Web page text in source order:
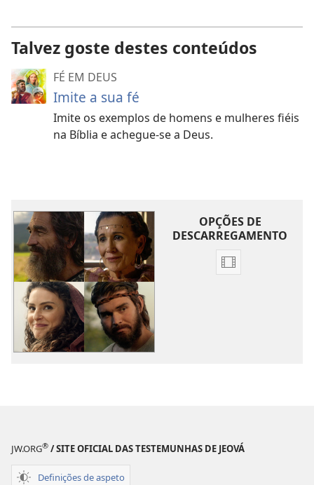
Talvez goste destes conteúdos
FÉ EM DEUS
Imite a sua fé
Imite os exemplos de homens e mulheres fiéis
na Bíblia e achegue-se a Deus.
OPÇÕES DE
DESCARREGAMENTO
Opções
JW.ORG® / SITE OFICIAL DAS TESTEMUNHAS DE JEOVÁ
Definições de aspeto